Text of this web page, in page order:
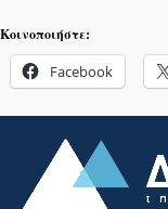
Κοινοποιήστε:
Facebook